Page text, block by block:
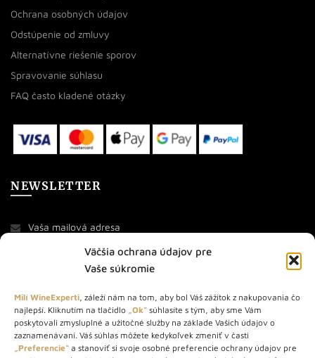
Väčšia ochrana údajov pre
Vaše súkromie
Milí WineExperti, záleží nám na tom, aby bol Váš zážitok z nakupovania čo
najlepší. Kliknutím na tlačidlo „Ok“ súhlasíte s tým, aby sme Vám
poskytovali zmysluplné a užitočné služby na základe Vašich údajov o
zaznamenávaní. Váš súhlas môžete kedykoľvek zmeniť v časti
„Preferencie“ a stanoviť si svoje osobné preferencie ochrany údajov pre
Ochrana osobných údajov
Odstúpenie od zmluvy
Alternatívne riešenie sporov
Spravovanie súhlasu
FAQ často kladené otázky
NEWSLETTER
O NÁS
STORE – obchod s vínom a destilátmi od roku 2010. Na našej